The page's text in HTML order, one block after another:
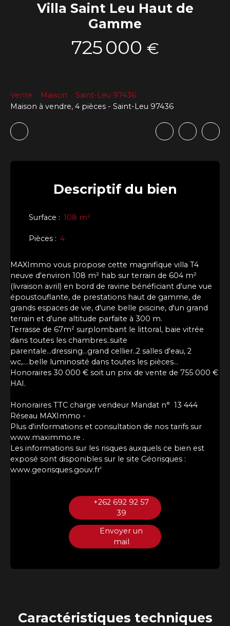
Villa Saint Leu Haut de
Gamme
725 000 €
Vente Maison
Saint-Leu 97436
Maison à vendre, 4 pièces - Saint-Leu 97436
Descriptifdu bien
Surface : 108 m²
Pièces : 4
MAXImmo vous propose cette magnifique villa T4
neuve d'environ 108 m² hab sur terrain de 604 m²
(livraison avril) en bord de ravine bénéficiant d'une vue
époustouflante, de prestations haut de gamme, de
grands espaces de vie, d'une belle piscine, d'un grand
terrain et d'une altitude parfaite à 300 m.
Terrasse de 67m² surplombant le littoral, baie vitrée
dans toutes les chambres..suite
parentale...dressing...grand cellier..2 salles d'eau, 2
wc,....belle luminosité dans toutes les pièces...
Honoraires 30 000 € soit un prix de vente de 755 000 €
HAI.
Honoraires TTC charge vendeur Mandat n° 13 444
Réseau MAXImmo -
Plus d'informations et consultation de nos tarifs sur
www.maximmo.re .
Les informations sur les risques auxquels ce bien est
exposé sont disponibles sur le site Géorisques :
www.georisques.gouv.fr'
+262 692 92 57
39
Envoyer un
mail
Caractéristiques techniques